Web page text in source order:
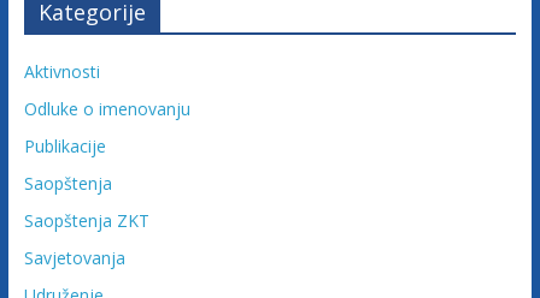
B
i
H
U
d
r
Kategorije
Aktivnosti
Odluke o imenovanju
Publikacije
Saopštenja
Saopštenja ZKT
Savjetovanja